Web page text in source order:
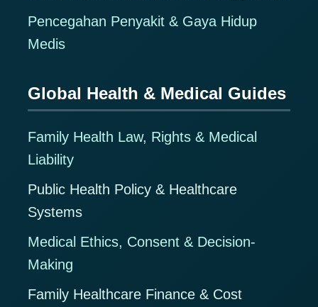
Pencegahan Penyakit & Gaya Hidup
Medis
Global Health & Medical Guides
Family Health Law, Rights & Medical
Liability
Public Health Policy & Healthcare
Systems
Medical Ethics, Consent & Decision-
Making
Family Healthcare Finance & Cost